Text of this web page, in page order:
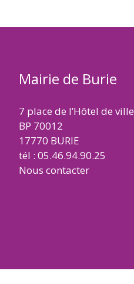
Mairie de Burie
7 place de l’Hôtel de ville
BP 70012
17770 BURIE
tél : 05.46.94.90.25
Nous contacter